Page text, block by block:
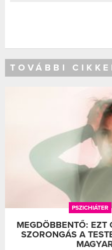
TOVÁBBI
PSZICHIÁTER
MEGDÖBBENTŐ: EZT
SZORONGÁS A